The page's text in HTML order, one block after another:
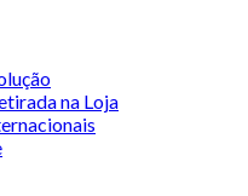
na Loja